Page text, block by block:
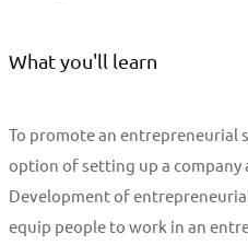
What you'll learn
To promote an entrepreneurial
option of setting up a
Development of
equip people to work in an